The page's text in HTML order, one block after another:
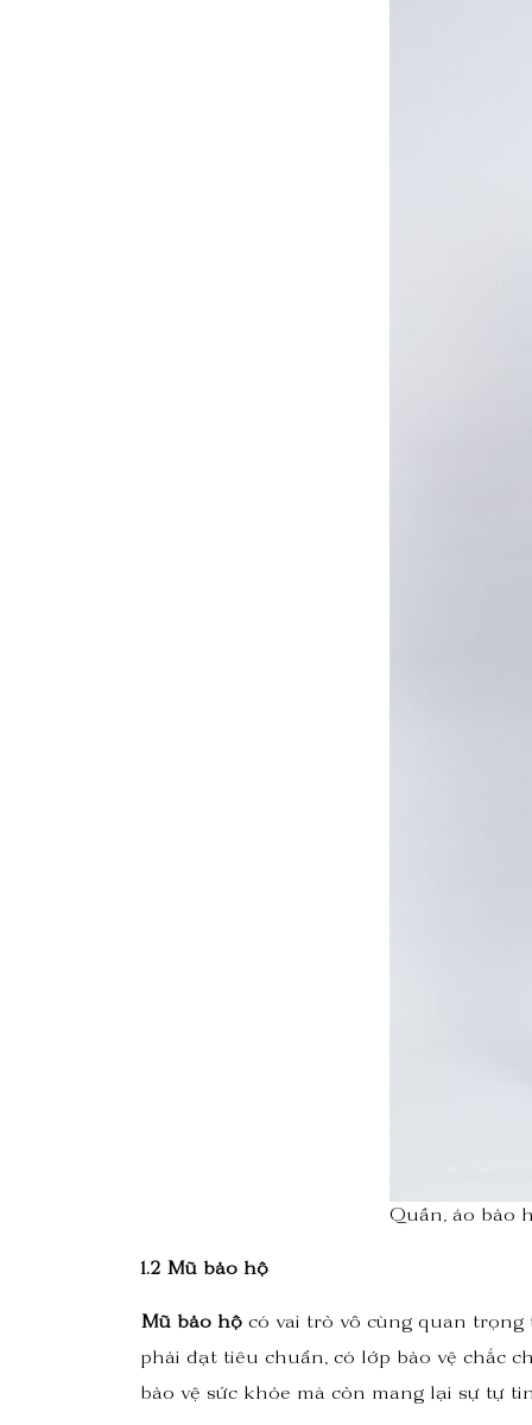
Quần, áo
1.2 Mũ bảo hộ
Mũ bảo hộcó vai trò vô cùng quan
phải đạt tiêu chuẩn, có lớp bảo vệ chắc
bảo vệ sức khỏe mà còn mang lại sự tự